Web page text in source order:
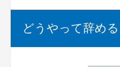
どうやって辞め